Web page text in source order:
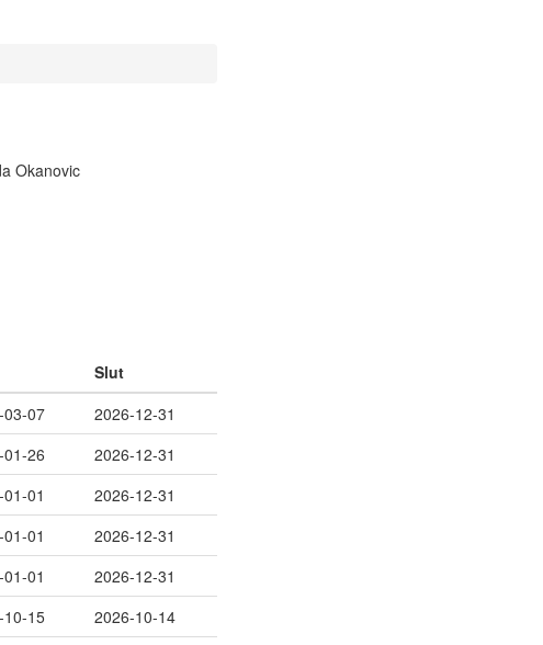
Slut
03-07
2026-12-31
26
2026-12-31
01
2026-12-31
01
2026-12-31
01
2026-12-31
10-15
2026-10-14